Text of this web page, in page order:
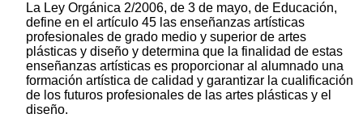
La Ley Orgánica 2/2006, de 3 de mayo, de Educación,
define en el artículo 45 las enseñanzas artísticas
profesionales de grado medio y superior de artes
plásticas y diseño y determina que la finalidad de estas
enseñanzas artísticas es proporcionar al alumnado una
formación artística de calidad y garantizar la cualificación
de los futuros profesionales de las artes plásticas y el
diseño.